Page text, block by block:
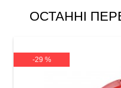
ОСТАННІ
-29 %